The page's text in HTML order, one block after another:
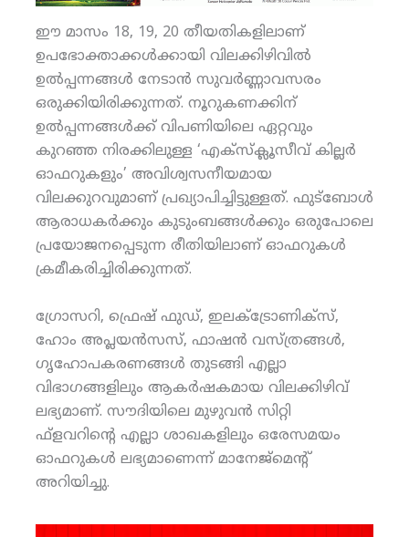
ഈ മാസം 18, 19, 20 തീയതികളിലാണ്
ഉപഭോക്താക്കള്‍ക്കായി വിലക്കിഴിവില്‍
ഉല്‍പ്പന്നങ്ങള്‍ നേടാന്‍ സുവര്‍ണ്ണാവസരം
ഒരുക്കിയിരിക്കുന്നത്. നൂറുകണക്കിന്
ഉല്‍പ്പന്നങ്ങള്‍ക്ക് വിപണിയിലെ ഏറ്റവും
കുറഞ്ഞ നിരക്കിലുള്ള ‘എക്‌സ്‌ക്ലൂസീവ് കില്ലര്‍
ഓഫറുകളും’ അവിശ്വസനീയമായ
വിലക്കുറവുമാണ് പ്രഖ്യാപിച്ചിട്ടുള്ളത്. ഫുട്‌ബോള്‍
ആരാധകര്‍ക്കും കുടുംബങ്ങള്‍ക്കും ഒരുപോലെ
പ്രയോജനപ്പെടുന്ന രീതിയിലാണ് ഓഫറുകള്‍
ക്രമീകരിച്ചിരിക്കുന്നത്.
ഗ്രോസറി, ഫ്രെഷ് ഫുഡ്, ഇലക്ട്രോണിക്‌സ്,
ഹോം അപ്ലയന്‍സസ്, ഫാഷന്‍ വസ്ത്രങ്ങള്‍,
ഗൃഹോപകരണങ്ങള്‍ തുടങ്ങി എല്ലാ
വിഭാഗങ്ങളിലും ആകര്‍ഷകമായ വിലക്കിഴിവ്
ലഭ്യമാണ്. സൗദിയിലെ മുഴുവന്‍ സിറ്റി
ഫ്‌ളവറിന്റെ എല്ലാ ശാഖകളിലും ഒരേസമയം
ഓഫറുകള്‍ ലഭ്യമാണെന്ന് മാനേജ്‌മെന്റ്
അറിയിച്ചു.